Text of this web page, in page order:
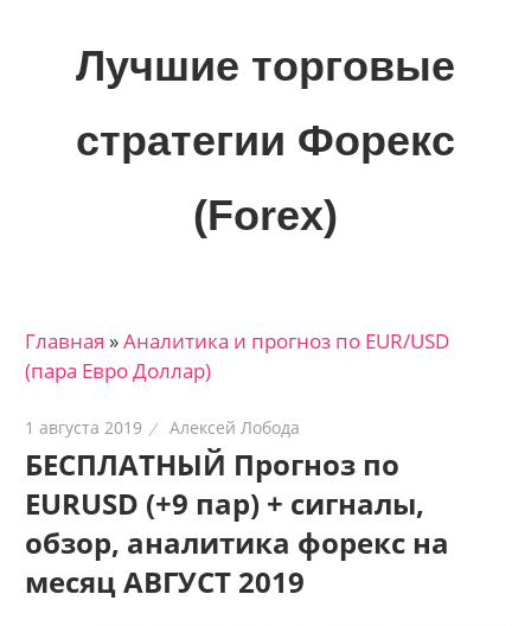
Лучшие торговые
стратегии Форекс
(Forex)
трейдеров
на
рынках:
стратегии,
сигналы,
новости…
Главная »Аналитика и прогноз по EUR/USD
(пара Евро Доллар)
1 августа 2019 Алексей Лобода
БЕСПЛАТНЫЙ Прогноз по
EURUSD (+9 пар) + сигналы,
обзор, аналитика форекс на
месяц АВГУСТ 2019